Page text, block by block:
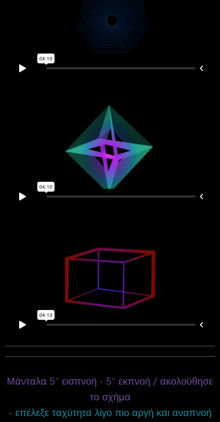
Μάνταλα 5'' εισπνοή - 5'' εκπνοή / ακολούθησε
το σχήμα
- επέλεξε ταχύτητα λίγο πιο αργή και αναπνοή